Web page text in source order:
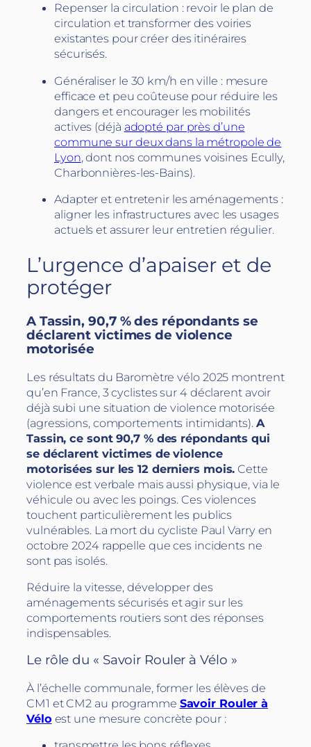
Repenser la circulation : revoir le plan de
circulation et transformer des voiries
existantes pour créer des itinéraires
sécurisés.
Généraliser le 30 km/h en ville : mesure
efficace et peu coûteuse pour réduire les
dangers et encourager les mobilités
actives (déjà adopté par près d’une
commune sur deux dans la métropole de
Lyon, dont nos communes voisines Ecully,
Charbonnières-les-Bains).
Adapter et entretenir les aménagements :
aligner les infrastructures avec les usages
actuels et assurer leur entretien régulier.
L’urgence d’apaiser et de
protéger
A Tassin, 90,7 % des répondants se
déclarent victimes de violence
motorisée
Les résultats du Baromètre vélo 2025 montrent
qu’en France, 3 cyclistes sur 4 déclarent avoir
déjà subi une situation de violence motorisée
(agressions, comportements intimidants). A
Tassin, ce sont 90,7 % des répondants qui
se déclarent victimes de violence
motorisées sur les 12 derniers mois. Cette
violence est verbale mais aussi physique, via le
véhicule ou avec les poings. Ces violences
touchent particulièrement les publics
vulnérables. La mort du cycliste Paul Varry en
octobre 2024 rappelle que ces incidents ne
sont pas isolés.
Réduire la vitesse, développer des
aménagements sécurisés et agir sur les
comportements routiers sont des réponses
indispensables.
Le rôle du « Savoir Rouler à Vélo »
À l’échelle communale, former les élèves de
CM1 et CM2 au programme Savoir Rouler à
Vélo est une mesure concrète pour :